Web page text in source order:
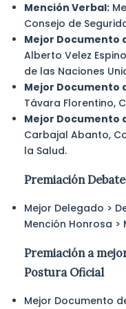
Mención Verbal:
Consejo de
Mejor Documento
Alberto Velez
de las Naciones
Mejor Documento
Távara Florentino,
Mejor Documento
Carbajal Abanto,
la Salud.
Premiación
Mejor Delegado >
Mención Honrosa >
Premiación a
Postura Oficial
Mejor Documento